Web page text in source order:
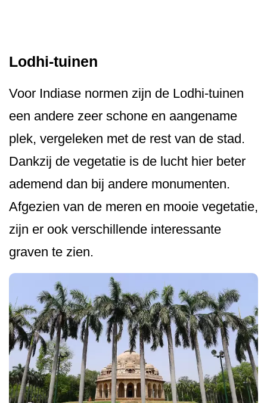
Lodhi-tuinen
Voor Indiase normen zijn de Lodhi-tuinen
een andere zeer schone en aangename
plek, vergeleken met de rest van de stad.
Dankzij de vegetatie is de lucht hier beter
ademend dan bij andere monumenten.
Afgezien van de meren en mooie vegetatie,
zijn er ook verschillende interessante
graven te zien.